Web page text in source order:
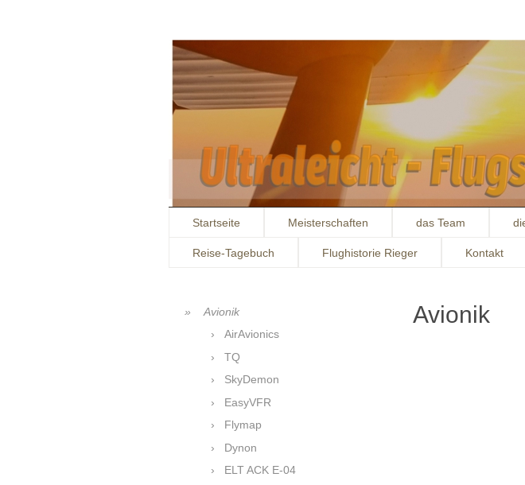
Startseite Meisterschaften das Team
Reise-Tagebuch Flughistorie Rieger Kontakt
Avionik
Avionik
AirAvionics
TQ
SkyDemon
EasyVFR
Flymap
Dynon
ELT ACK E-04